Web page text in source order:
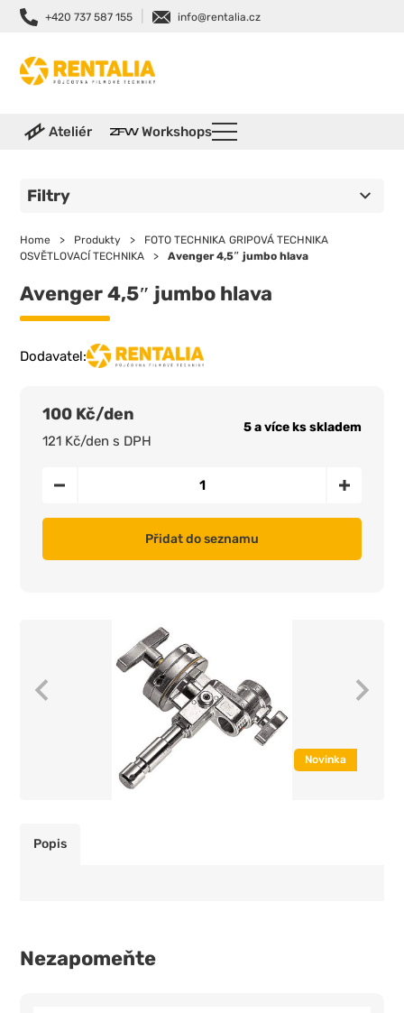
+420 737 587 155 info@rentalia.cz
Ateliér Workshops
Filtry
Home > Produkty > FOTO TECHNIKA GRIPOVÁ TECHNIKA
OSVĚTLOVACÍ TECHNIKA
> Avenger 4,5″ jumbo hlava
Avenger 4,5″ jumbo hlava
Dodavatel:
100 Kč/den
121 Kč/den s DPH
5 a více ks skladem
Přidat do seznamu
Novinka
Popis
Nezapomeňte